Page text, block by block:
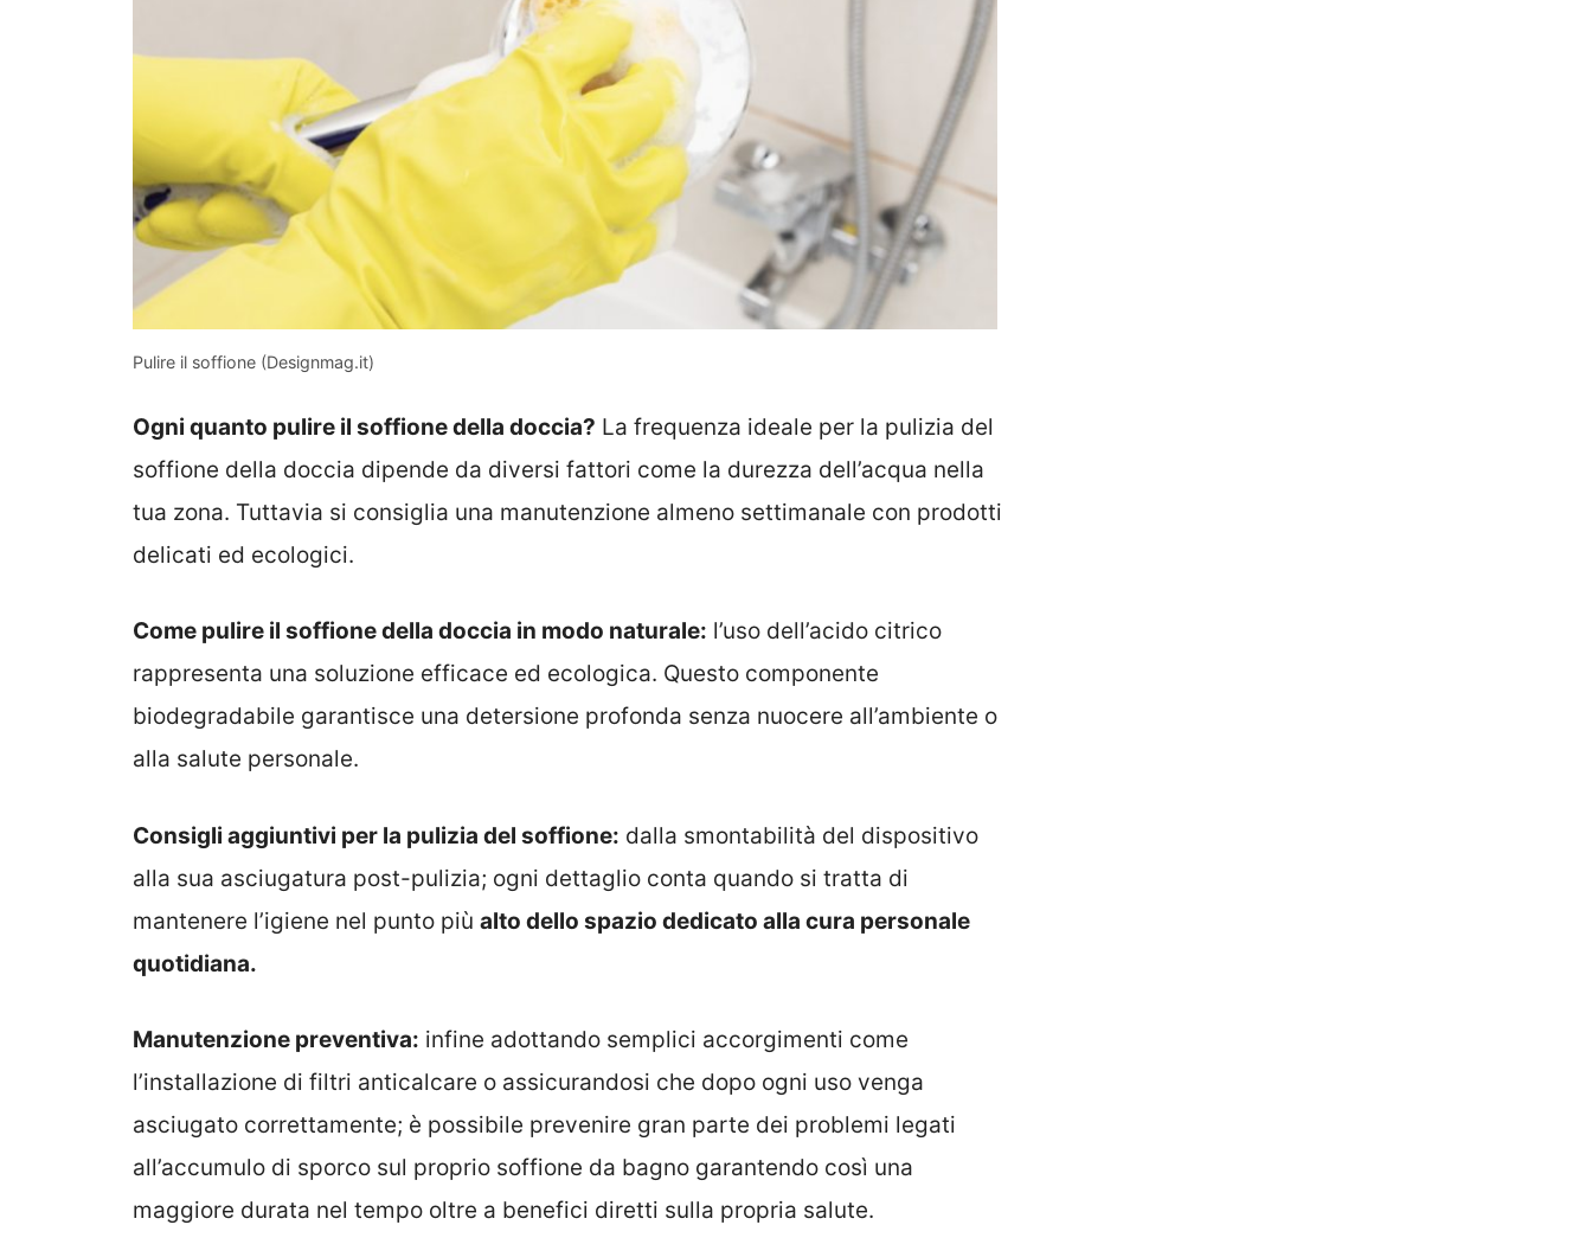
Pulire il soffione (Designmag.it)
Ogni quanto pulire il soffione della doccia? La frequenza ideale per la pulizia del
soffione della doccia dipende da diversi fattori come la durezza dell’acqua nella
tua zona. Tuttavia si consiglia una manutenzione almeno settimanale con prodotti
delicati ed ecologici.
Come pulire il soffione della doccia in modo naturale: l’uso dell’acido citrico
rappresenta una soluzione efficace ed ecologica. Questo componente
biodegradabile garantisce una detersione profonda senza nuocere all’ambiente o
alla salute personale.
Consigli aggiuntivi per la pulizia del soffione: dalla smontabilità del dispositivo
alla sua asciugatura post-pulizia; ogni dettaglio conta quando si tratta di
mantenere l’igiene nel punto più alto dello spazio dedicato alla cura personale
quotidiana.
Manutenzione preventiva: infine adottando semplici accorgimenti come
l’installazione di filtri anticalcare o assicurandosi che dopo ogni uso venga
asciugato correttamente; è possibile prevenire gran parte dei problemi legati
all’accumulo di sporco sul proprio soffione da bagno garantendo così una
maggiore durata nel tempo oltre a benefici diretti sulla propria salute.